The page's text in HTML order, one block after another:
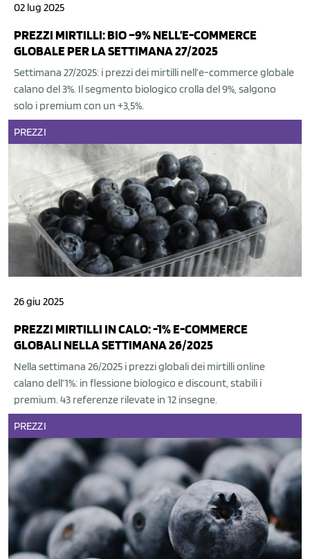
02 lug 2025
PREZZI MIRTILLI: BIO –9% NELL’E-COMMERCE
GLOBALE PER LA SETTIMANA 27/2025
Settimana 27/2025: i prezzi dei mirtilli nell’e-commerce globale
calano del 3%. Il segmento biologico crolla del 9%, salgono
solo i premium con un +3,5%.
PREZZI
26 giu 2025
PREZZI MIRTILLI IN CALO: -1% E-COMMERCE
GLOBALI NELLA SETTIMANA 26/2025
Nella settimana 26/2025 i prezzi globali dei mirtilli online
calano dell’1%: in flessione biologico e discount, stabili i
premium. 43 referenze rilevate in 12 insegne.
PREZZI